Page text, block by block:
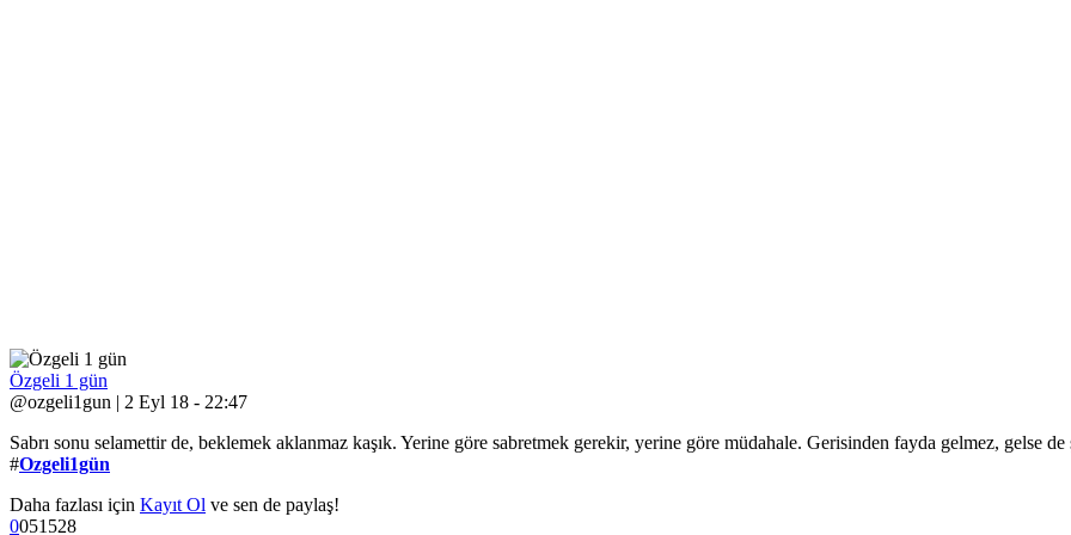
Özgeli 1 gün
@ozgeli1gun | 2 Eyl 18 - 22:47
Sabrı sonu selamettir de, beklemek aklanmaz kaşık. Yerine göre sabretmek gerekir, yerine göre müdahale. Gerisinden fayda gelmez, gelse de
#Ozgeli1gün
Daha fazlası için Kayıt Ol ve sen de paylaş!
0051528